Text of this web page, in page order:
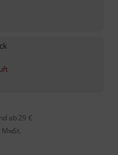
ab 29 €